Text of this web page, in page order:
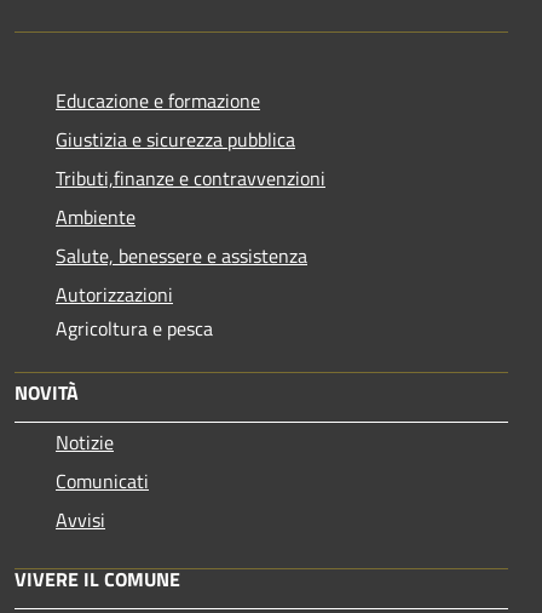
Educazione e formazione
Giustizia e sicurezza pubblica
Tributi,finanze e contravvenzioni
Ambiente
Salute, benessere e assistenza
Autorizzazioni
Agricoltura e pesca
NOVITÀ
Notizie
Comunicati
Avvisi
VIVERE IL COMUNE